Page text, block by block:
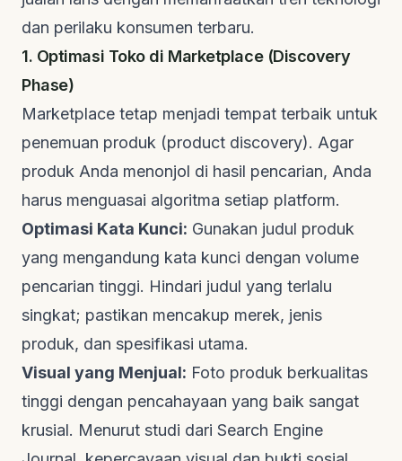
dan perilaku konsumen terbaru.
1. Optimasi Toko di Marketplace (Discovery
Phase)
Marketplace tetap menjadi tempat terbaik untuk
penemuan produk (product discovery). Agar
produk Anda menonjol di hasil pencarian, Anda
harus menguasai algoritma setiap platform.
Optimasi Kata Kunci: Gunakan judul produk
yang mengandung kata kunci dengan volume
pencarian tinggi. Hindari judul yang terlalu
singkat; pastikan mencakup merek, jenis
produk, dan spesifikasi utama.
Visual yang Menjual: Foto produk berkualitas
tinggi dengan pencahayaan yang baik sangat
krusial. Menurut studi dari Search Engine